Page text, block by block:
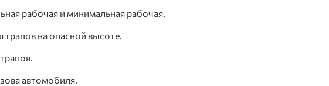
рабочая и минимальная рабочая.
на опасной высоте.
автомобиля.